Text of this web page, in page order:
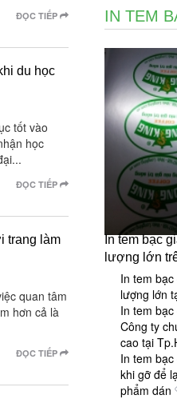
ĐỌC TIẾP
du học
tốt vào
học
ĐỌC TIẾP
trang làm
quan tâm
hơn cả là
ĐỌC TIẾP
IN TEM
In tem bạc
lượng lớn
In tem
lượng lớn
In tem
Công ty
cao tại
In tem
khi gỡ để
phẩm dán